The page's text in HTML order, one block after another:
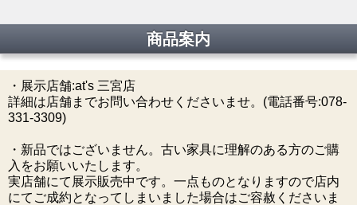
商品案内
・展示店舗:at's 三宮店
詳細は店舗までお問い合わせくださいませ。(電話番号:078-
331-3309)
・新品ではございません。古い家具に理解のある方のご購
入をお願いいたします。
実店舗にて展示販売中です。一点ものとなりますので店内
にてご成約となってしまいました場合はご容赦くださいま